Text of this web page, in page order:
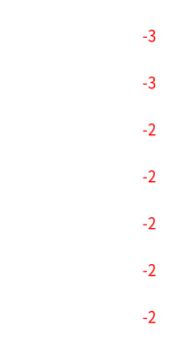
-3
-3
-2
-2
-2
-2
-2